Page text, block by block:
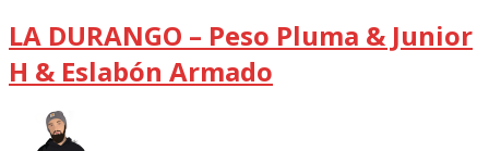
LA DURANGO – Peso Pluma & Junior
H & Eslabón Armado